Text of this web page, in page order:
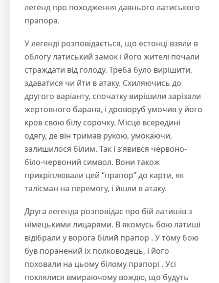
легенд про походження давнього латиського
прапора.
У легенді розповідається, що естонці взяли в
облогу латиський замок і його жителі почали
страждати від голоду. Треба було вирішити,
здаватися чи йти в атаку. Схиляючись до
другого варіанту, спочатку вирішили зарізали
жертовного барана, і дроворуб умочив у його
кров свою білу сорочку. Місце всередині
одягу, де він тримав рукою, умокаючи,
залишилося білим. Так і з’явився червоно-
біло-червоний символ. Вони також
прикріплювали цей “прапор” до карти, як
талісман на перемогу, і йшли в атаку.
Друга легенда розповідає про бій латишів з
німецькими лицарями. В якомусь бою латиші
відібрали у ворога білий прапор . У тому бою
був поранений іх полководець, і його
поховали на цьому білому прапорі . Усі
поклялися вмираючому вождю, що будуть